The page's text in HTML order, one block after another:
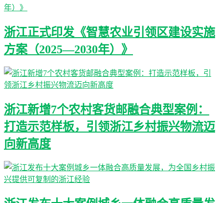
浙江正式印发《智慧农业引领区建设实施
方案（2025—2030年）》
浙江新增7个农村客货邮融合典型案例：
打造示范样板，引领浙江乡村振兴物流迈
向新高度